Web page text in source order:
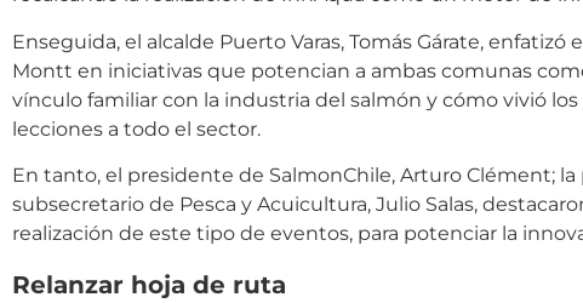
Enseguida, el alcalde Puerto Varas, Tomás Gárate,
Montt en iniciativas que potencian a ambas comunas
vínculo familiar con la industria del salmón y cómo vivió
lecciones a todo el sector.
En tanto, el presidente de SalmonChile, Arturo Clément;
subsecretario de Pesca y Acuicultura, Julio Salas,
realización de este tipo de eventos, para potenciar la
Relanzar hoja de ruta